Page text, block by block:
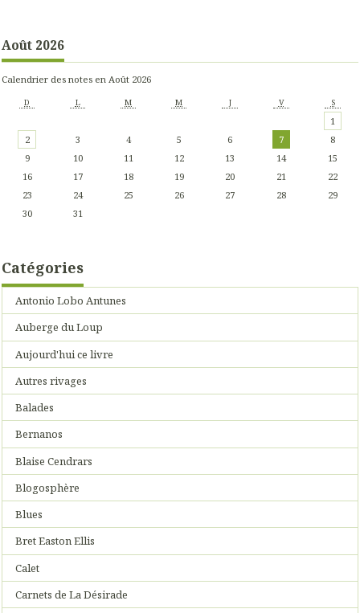
Août 2026
Calendrier des notes en Août 2026
D L M M J V S
1
2
3 4 5 6 7
8
9
10 11 12 13 14
15
16
17 18 19 20 21
22
23
24 25 26 27 28
29
30
31
Catégories
Antonio Lobo Antunes
Auberge du Loup
Aujourd'hui ce livre
Autres rivages
Balades
Bernanos
Blaise Cendrars
Blogosphère
Blues
Bret Easton Ellis
Calet
Carnets de La Désirade